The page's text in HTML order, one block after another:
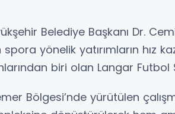
Belediye Başkanı Dr.
spora yönelik yatırımların hız
biri olan Langar Futbol
Bölgesi’nde yürütülen